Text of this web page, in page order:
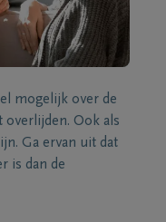
mogelijk over de
overlijden. Ook als
Ga ervan uit dat
is dan de